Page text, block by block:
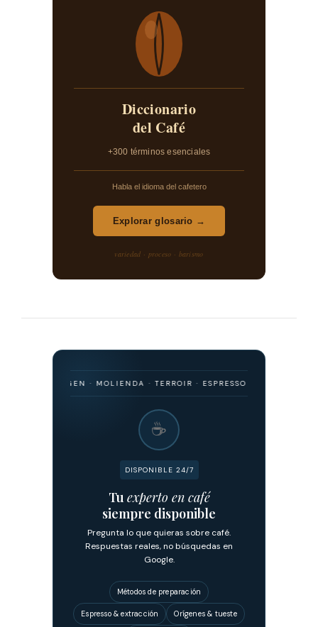
Diccionario
del Café
+300 términos esenciales
Habla el idioma del cafetero
Explorar glosario →
variedad · proceso · barismo
· ORIGEN · MOLIENDA · TERROIR · ESPRESSO · FILTRADO ·
☕
DISPONIBLE 24/7
Tu experto en café
siempre disponible
Pregunta lo que quieras sobre café.
Respuestas reales, no búsquedas en
Google.
Métodos de preparación
Espresso & extracción Orígenes & tueste